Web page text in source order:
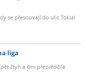
se přesouvají do ulic Tokia!
liga
čtyři a čím přesvědčila